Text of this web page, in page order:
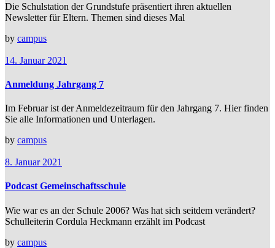
Die Schulstation der Grundstufe präsentiert ihren aktuellen
Newsletter für Eltern. Themen sind dieses Mal
by campus
14. Januar 2021
Anmeldung Jahrgang 7
Im Februar ist der Anmeldezeitraum für den Jahrgang 7. Hier finden
Sie alle Informationen und Unterlagen.
by campus
8. Januar 2021
Podcast Gemeinschaftsschule
Wie war es an der Schule 2006? Was hat sich seitdem verändert?
Schulleiterin Cordula Heckmann erzählt im Podcast
by campus